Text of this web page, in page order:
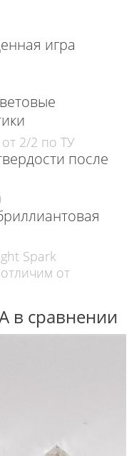
игра
2/2 по ТУ
после
Spark
от
в сравнении